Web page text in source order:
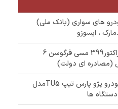
دستگاه خودرو های سواری (بانک ملی)
، ایسوزو
✅ حراجی زیر قیمت یکدستگاه تراکتور399 مسی فرگوسن 6
✅ مزایده 600/000/000 تومانی خودرو پژو پارس تیپ TU5مدل